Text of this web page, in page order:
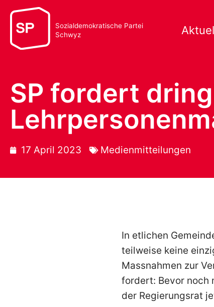
Sozialdemokratische Partei
Schwyz
SP fordert
17 April 2023 Medienmitteilungen
In etlichen
teilweise keine
Massnahmen zur
fordert: Bevor noch
der Regierungsrat